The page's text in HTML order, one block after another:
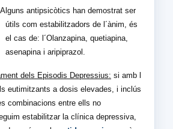
Alguns antipsicòtics han demostrat ser
útils com estabilitzadors de l´ànim, és
el cas de: l´Olanzapina, quetiapina,
asenapina i aripiprazol.
dels Episodis Depressius: si amb l
eutimitzants a dosis elevades, i inclús
combinacions entre ells no
estabilitzar la clínica depressiva,